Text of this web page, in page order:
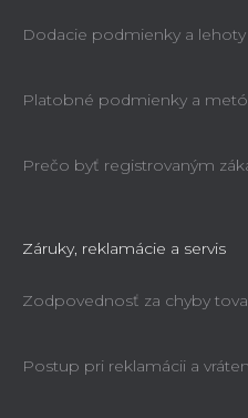
Dodacie podmienky a lehoty
Platobné podmienky a
Prečo byť registrovaným
Záruky, reklamácie a servis
Zodpovednosť za chyby
Postup pri reklamácii a